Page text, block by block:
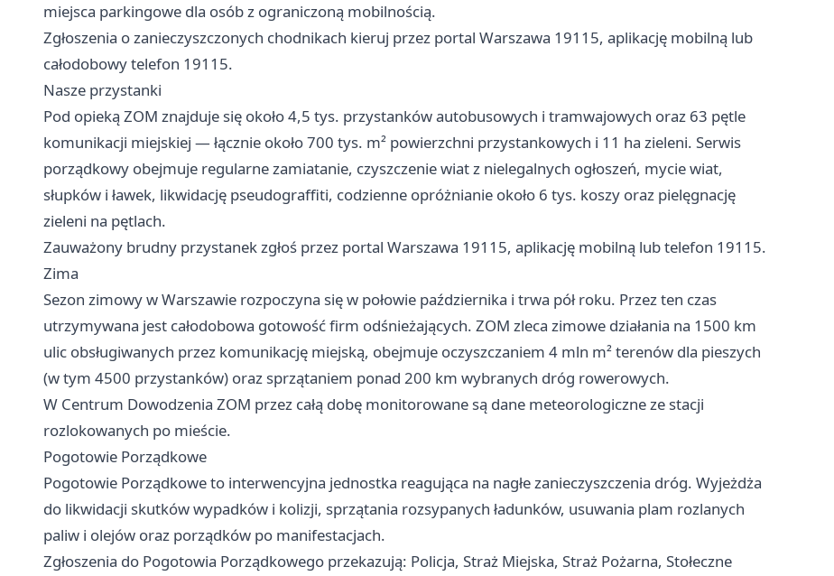
miejsca parkingowe dla osób z ograniczoną mobilnością.
Zgłoszenia o zanieczyszczonych chodnikach kieruj przez portal Warszawa 19115, aplikację mobilną lub
całodobowy telefon 19115.
Nasze przystanki
Pod opieką ZOM znajduje się około 4,5 tys. przystanków autobusowych i tramwajowych oraz 63 pętle
komunikacji miejskiej — łącznie około 700 tys. m² powierzchni przystankowych i 11 ha zieleni. Serwis
porządkowy obejmuje regularne zamiatanie, czyszczenie wiat z nielegalnych ogłoszeń, mycie wiat,
słupków i ławek, likwidację pseudograffiti, codzienne opróżnianie około 6 tys. koszy oraz pielęgnację
zieleni na pętlach.
Zauważony brudny przystanek zgłoś przez portal Warszawa 19115, aplikację mobilną lub telefon 19115.
Zima
Sezon zimowy w Warszawie rozpoczyna się w połowie października i trwa pół roku. Przez ten czas
utrzymywana jest całodobowa gotowość firm odśnieżających. ZOM zleca zimowe działania na 1500 km
ulic obsługiwanych przez komunikację miejską, obejmuje oczyszczaniem 4 mln m² terenów dla pieszych
(w tym 4500 przystanków) oraz sprzątaniem ponad 200 km wybranych dróg rowerowych.
W Centrum Dowodzenia ZOM przez całą dobę monitorowane są dane meteorologiczne ze stacji
rozlokowanych po mieście.
Pogotowie Porządkowe
Pogotowie Porządkowe to interwencyjna jednostka reagująca na nagłe zanieczyszczenia dróg. Wyjeżdża
do likwidacji skutków wypadków i kolizji, sprzątania rozsypanych ładunków, usuwania plam rozlanych
paliw i olejów oraz porządków po manifestacjach.
Zgłoszenia do Pogotowia Porządkowego przekazują: Policja, Straż Miejska, Straż Pożarna, Stołeczne